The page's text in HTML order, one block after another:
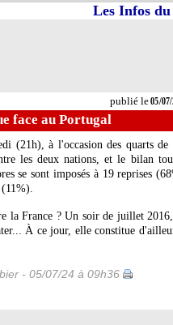
publié le05/07/
Les Infos
face au Portugal
(21h), à l'occasion des quarts de
les deux nations, et le bilan
se sont imposés à 19 reprises
la France ? Un soir de juillet
À ce jour, elle constitue
- 05/07/24 à 09h36